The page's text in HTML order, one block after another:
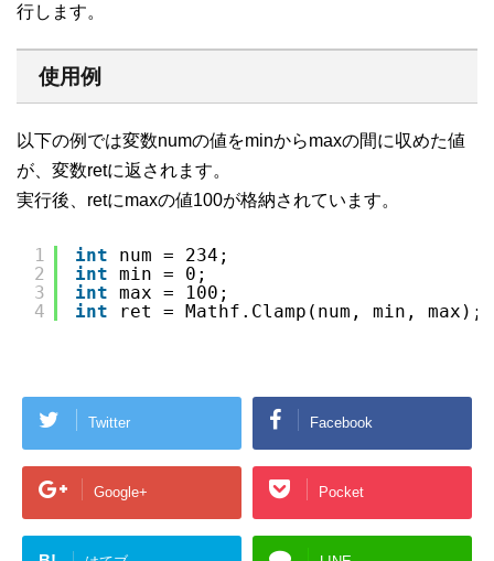
行します。
使用例
以下の例では変数numの値をminからmaxの間に収めた値
が、変数retに返されます。
実行後、retにmaxの値100が格納されています。
1
2
3
4
int
num = 234;
int min = 0;
int max = 100;
int
ret = Mathf.Clamp(num, min, max);
Twitter Facebook
Google+ Pocket